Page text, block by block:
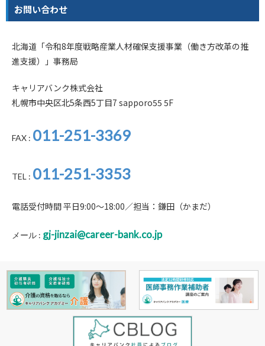
お問い合わせ
北海道「令和8年度戦略産業人材確保支援事業（働き方改革の推
進支援）」事務局
キャリアバンク株式会社
札幌市中央区北5条西5丁目7 sapporo55 5F
FAX : 011-251-3369
TEL : 011-251-3353
電話受付時間 平日9:00～18:00／担当：鎌田（かまだ）
メール : gj-jinzai@career-bank.co.jp